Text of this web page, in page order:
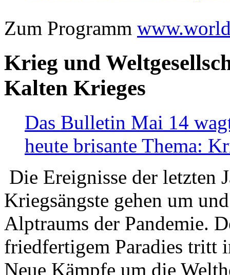
Zum Programm
Krieg und
Kalten Krieges
Das Bulletin Mai 14
heute brisante Thema:
Die Ereignisse der letzten
Kriegsängste gehen um
Alptraums der Pandemie.
friedfertigem Paradies tritt
Neue Kämpfe um die